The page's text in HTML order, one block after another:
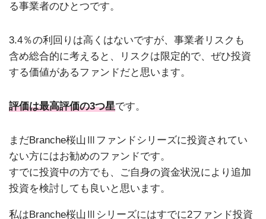
る事業者のひとつです。
3.4％の利回りは高くはないですが、事業者リスクも
含め総合的に考えると、リスクは限定的で、ぜひ投資
する価値があるファンドだと思います。
評価は最高評価の3つ星です。
まだBranche桜山Ⅲファンドシリーズに投資されてい
ない方にはお勧めのファンドです。
すでに投資中の方でも、ご自身の資金状況により追加
投資を検討しても良いと思います。
私はBranche桜山Ⅲシリーズにはすでに2ファンド投資